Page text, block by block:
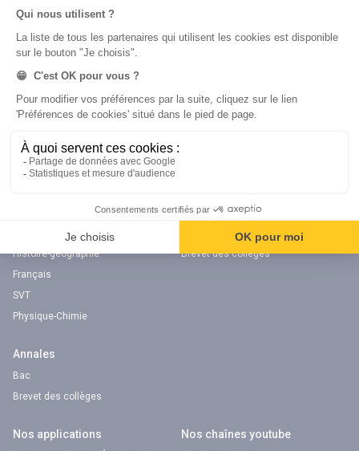
digiSchool Éducation
Mathématiques
Histoire-géographie
Français
SVT
Physique-Chimie
Examens
Brevet des collèges
Annales
Bac
Brevet des collèges
Nos applications Nos chaînes youtube